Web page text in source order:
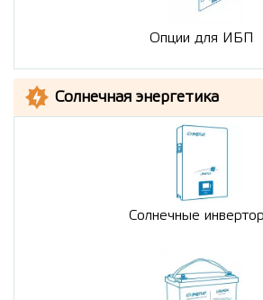
Опции для ИБП
Солнечная энергетика
Солнечные